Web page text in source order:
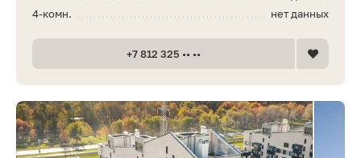
нет данных
4-комн.
+7 812 325 •• ••